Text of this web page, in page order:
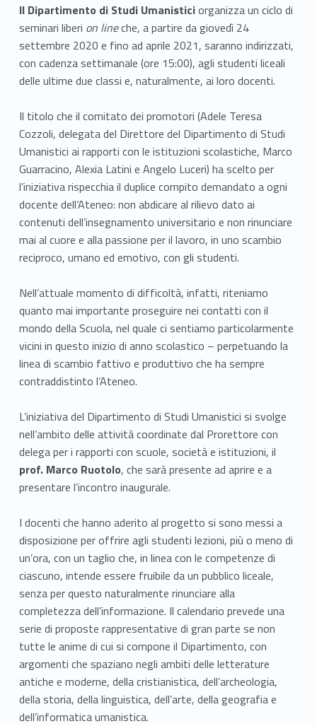
Il Dipartimento di Studi Umanisticiorganizza un ciclo di
seminari liberi on lineche, a partire da giovedì 24
settembre 2020 e fino ad aprile 2021, saranno indirizzati,
con cadenza settimanale (ore 15:00), agli studenti liceali
delle ultime due classi e, naturalmente, ai loro docenti.
Il titolo che il comitato dei promotori (Adele Teresa
Cozzoli, delegata del Direttore del Dipartimento di Studi
Umanistici ai rapporti con le istituzioni scolastiche, Marco
Guarracino, Alexia Latini e Angelo Luceri) ha scelto per
l’iniziativa rispecchia il duplice compito demandato a ogni
docente dell’Ateneo: non abdicare al rilievo dato ai
contenuti dell’insegnamento universitario e non rinunciare
mai al cuore e alla passione per il lavoro, in uno scambio
reciproco, umano ed emotivo, con gli studenti.
Nell’attuale momento di difficoltà, infatti, riteniamo
quanto mai importante proseguire nei contatti con il
mondo della Scuola, nel quale ci sentiamo particolarmente
vicini in questo inizio di anno scolastico – perpetuando la
linea di scambio fattivo e produttivo che ha sempre
contraddistinto l’Ateneo.
L’iniziativa del Dipartimento di Studi Umanistici si svolge
nell’ambito delle attività coordinate dal Prorettore con
delega per i rapporti con scuole, società e istituzioni, il
prof. Marco Ruotolo, che sarà presente ad aprire e a
presentare l’incontro inaugurale.
I docenti che hanno aderito al progetto si sono messi a
disposizione per offrire agli studenti lezioni, più o meno di
un’ora, con un taglio che, in linea con le competenze di
ciascuno, intende essere fruibile da un pubblico liceale,
senza per questo naturalmente rinunciare alla
completezza dell’informazione. Il calendario prevede una
serie di proposte rappresentative di gran parte se non
tutte le anime di cui si compone il Dipartimento, con
argomenti che spaziano negli ambiti delle letterature
antiche e moderne, della cristianistica, dell’archeologia,
della storia, della linguistica, dell’arte, della geografia e
dell’informatica umanistica.